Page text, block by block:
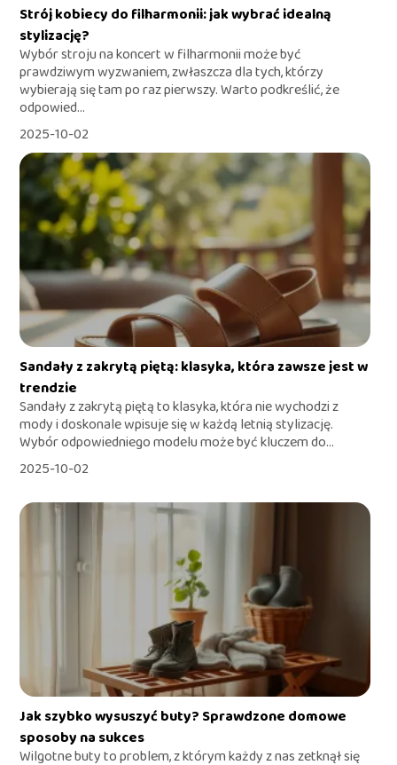
Strój kobiecy do filharmonii: jak wybrać idealną
stylizację?
Wybór stroju na koncert w filharmonii może być
prawdziwym wyzwaniem, zwłaszcza dla tych, którzy
wybierają się tam po raz pierwszy. Warto podkreślić, że
odpowied...
2025-10-02
Sandały z zakrytą piętą: klasyka, która zawsze jest w
trendzie
Sandały z zakrytą piętą to klasyka, która nie wychodzi z
mody i doskonale wpisuje się w każdą letnią stylizację.
Wybór odpowiedniego modelu może być kluczem do...
2025-10-02
Jak szybko wysuszyć buty? Sprawdzone domowe
sposoby na sukces
Wilgotne buty to problem, z którym każdy z nas zetknął się